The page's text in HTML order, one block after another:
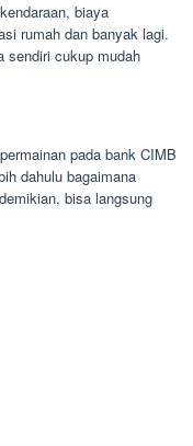
biaya
rumah dan banyak lagi.
sendiri cukup mudah
pada bank CIMB
dahulu bagaimana
bisa langsung